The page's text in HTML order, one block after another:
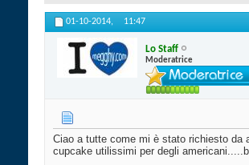
01-10-2014, 11:47
Lo Staff
Moderatrice
Ciao a tutte come mi è stato richiesto da
cupcake utilissimi per degli